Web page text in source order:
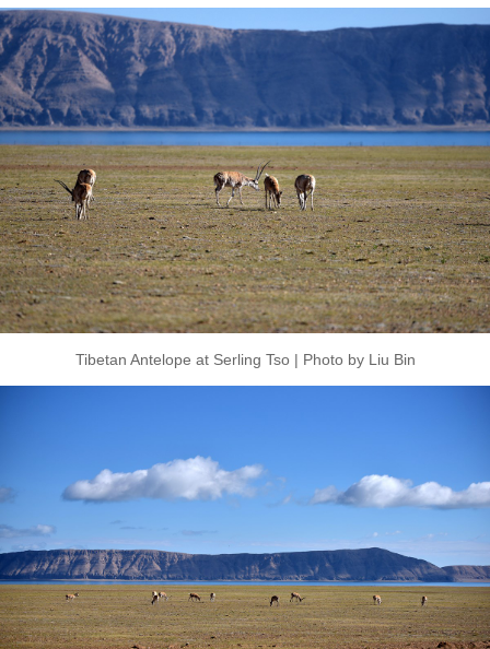
Tibetan Antelope at Serling Tso | Photo by Liu Bin